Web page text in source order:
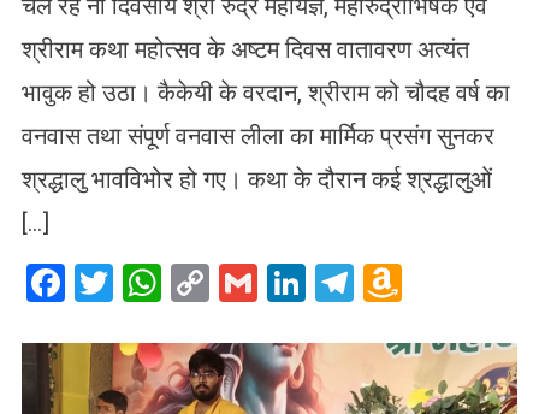
चल रहे नौ दिवसीय श्री रुद्र महायज्ञ, महारुद्राभिषेक एवं
श्रीराम कथा महोत्सव के अष्टम दिवस वातावरण अत्यंत
भावुक हो उठा। कैकेयी के वरदान, श्रीराम को चौदह वर्ष का
वनवास तथा संपूर्ण वनवास लीला का मार्मिक प्रसंग सुनकर
श्रद्धालु भावविभोर हो गए। कथा के दौरान कई श्रद्धालुओं
[…]
Facebook
Twitter
WhatsApp
CopyGmailLinkedIn
Telegram
List